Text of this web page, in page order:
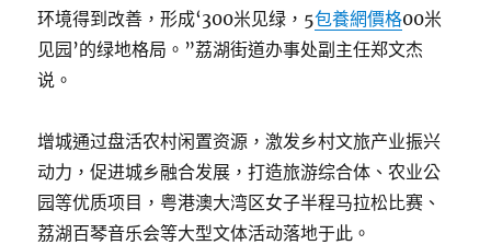
环境得到改善，形成‘300米见绿，5包養網價格00米
见园’的绿地格局。”荔湖街道办事处副主任郑文杰
说。
增城通过盘活农村闲置资源，激发乡村文旅产业振兴
动力，促进城乡融合发展，打造旅游综合体、农业公
园等优质项目，粤港澳大湾区女子半程马拉松比赛、
荔湖百琴音乐会等大型文体活动落地于此。